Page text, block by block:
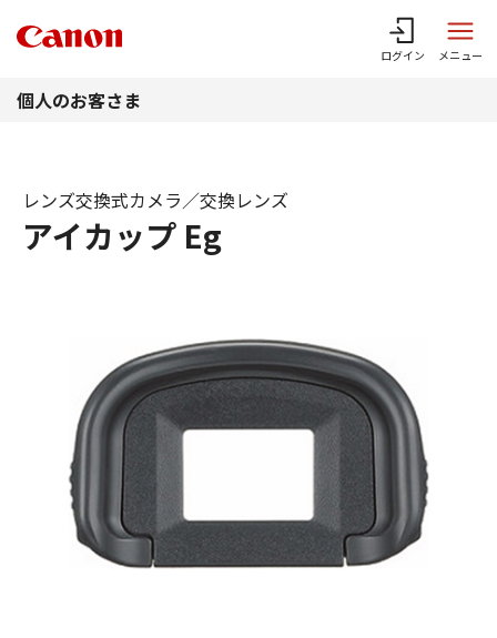
ログイン メニュー
個人のお客さま
アイカップ Eg
レンズ交換式カメラ／交換レンズ